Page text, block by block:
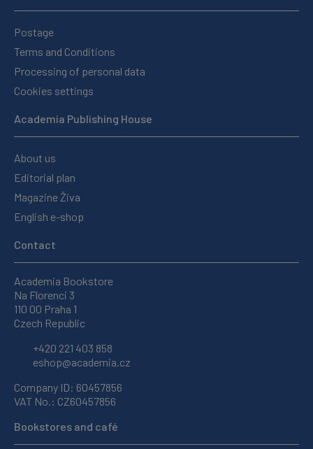
Postage
Terms and Conditions
Processing of personal data
Cookies settings
Academia Publishing House
About us
Editorial plan
Magazine Živa
English e-shop
Contact
Academia Bookstore
Na Florenci 3
110 00 Praha 1
Czech Republic
+420 221 403 858
eshop@academia.cz
Company ID: 60457856
VAT No.: CZ60457856
Bookstores and café